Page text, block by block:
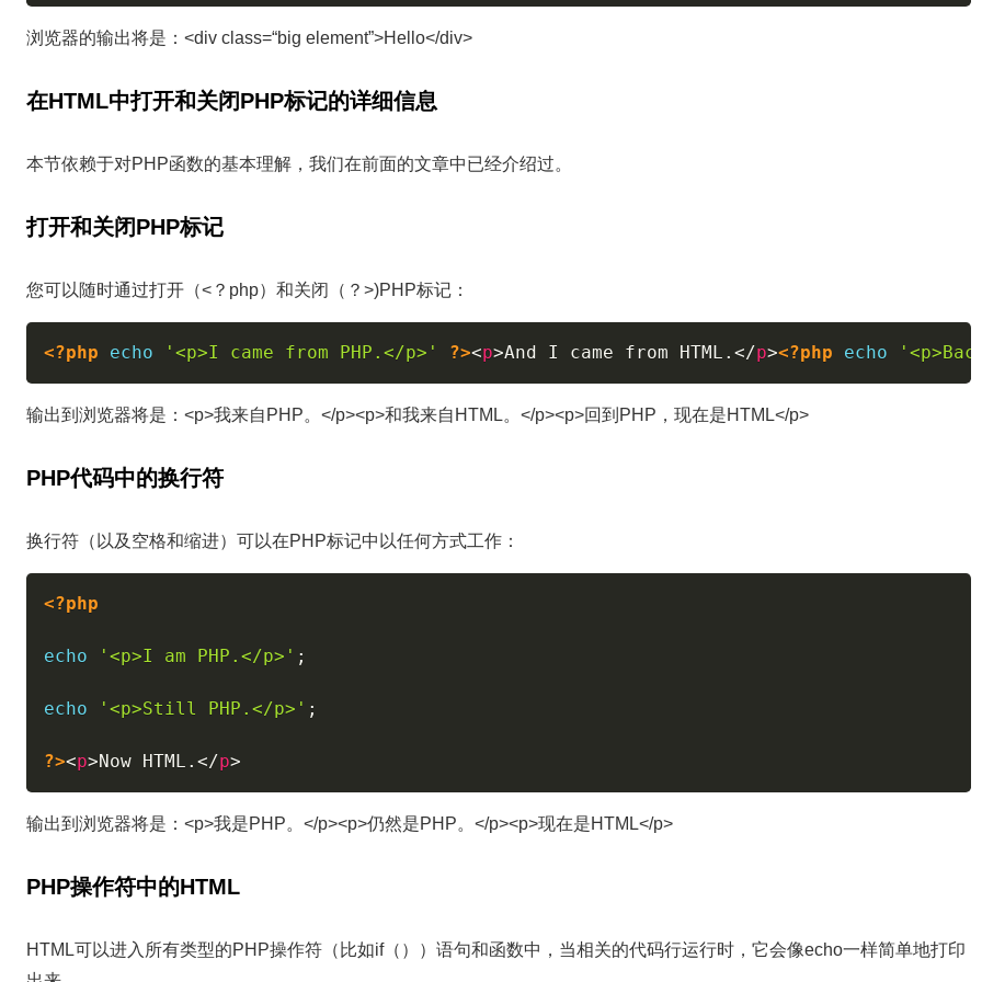
浏览器的输出将是：<div class=“big element”>Hello</div>
在HTML中打开和关闭PHP标记的详细信息
本节依赖于对PHP函数的基本理解，我们在前面的文章中已经介绍过。
打开和关闭PHP标记
您可以随时通过打开（<？php）和关闭（？>)PHP标记：
<?php echo '<p>I came from PHP.</p>' ?><p>And I came from HTML. </p><?php echo
输出到浏览器将是：<p>我来自PHP。</p><p>和我来自HTML。</p><p>回到PHP，现在是HTML</p>
PHP代码中的换行符
换行符（以及空格和缩进）可以在PHP标记中以任何方式工作：
<?php
echo '<p>I am PHP.</p>' ;
echo '<p>Still PHP.</p>' ;
?><p>Now HTML. </p>
输出到浏览器将是：<p>我是PHP。</p><p>仍然是PHP。</p><p>现在是HTML</p>
PHP操作符中的HTML
HTML可以进入所有类型的PHP操作符（比如if（））语句和函数中，当相关的代码行运行时，它会像echo一样简单地打印